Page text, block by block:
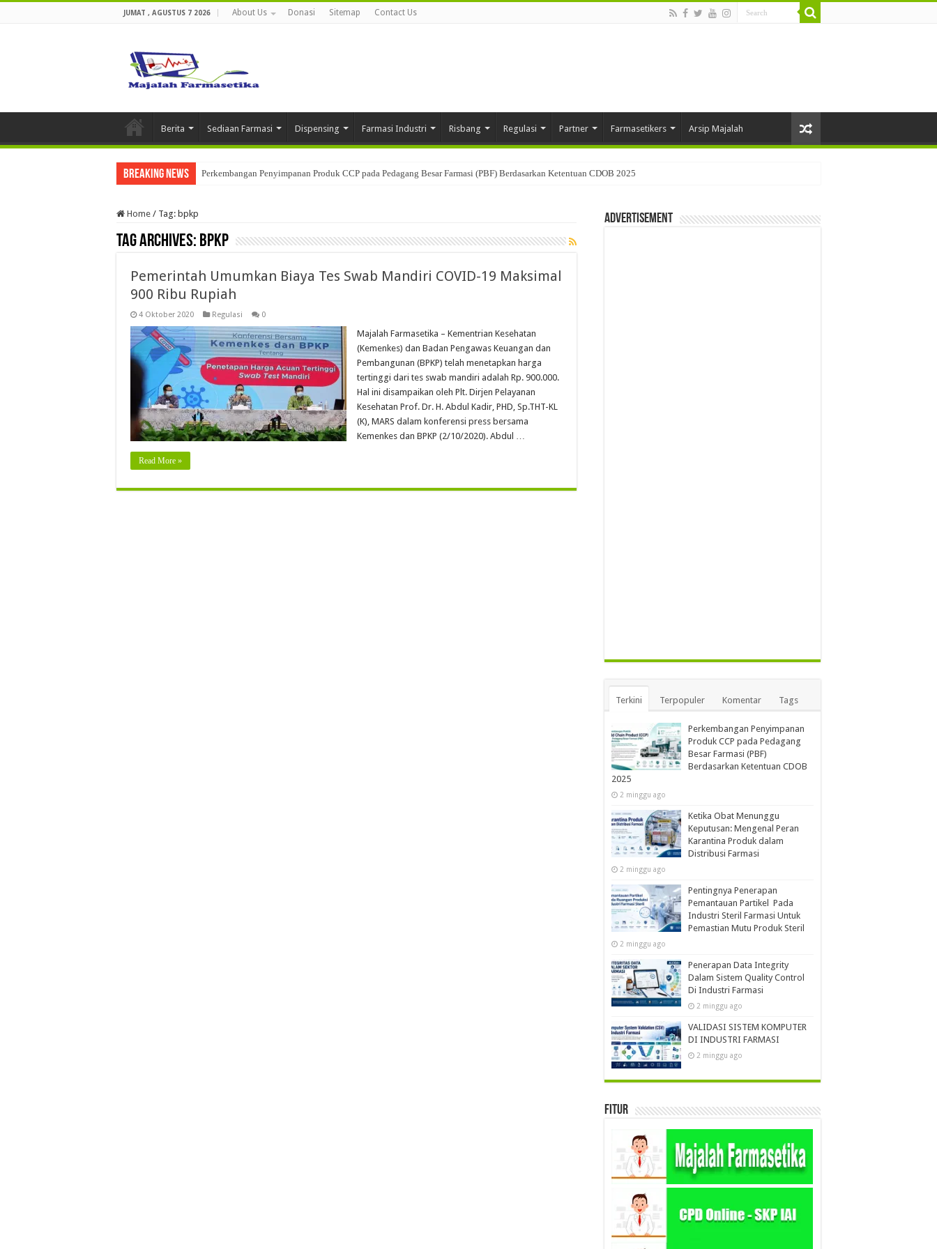
JUMAT , AGUSTUS 7 2026 About Us Donasi Sitemap Contact Us
Berita Sediaan Farmasi Dispensing Farmasi Industri Risbang Regulasi Partner Farmasetikers Arsip Majalah
Breaking News Perkembangan Penyimpanan Produk CCP pada Pedagang Besar Farmasi (PBF) Berdasarkan Ketentuan CDOB 2025
Home / Tag: bpkp
Tag Archives: bpkp
Pemerintah Umumkan Biaya Tes Swab Mandiri COVID-19 Maksimal
900 Ribu Rupiah
4 Oktober 2020 Regulasi 0
Majalah Farmasetika – Kementrian Kesehatan
(Kemenkes) dan Badan Pengawas Keuangan dan
Pembangunan (BPKP) telah menetapkan harga
tertinggi dari tes swab mandiri adalah Rp. 900.000.
Hal ini disampaikan oleh Plt. Dirjen Pelayanan
Kesehatan Prof. Dr. H. Abdul Kadir, PHD, Sp.THT-KL
(K), MARS dalam konferensi press bersama
Kemenkes dan BPKP (2/10/2020). Abdul …
Read More »
Advertisement
Terkini Terpopuler Komentar Tags
Perkembangan Penyimpanan
Produk CCP pada Pedagang
Besar Farmasi (PBF)
Berdasarkan Ketentuan CDOB
2025
2 minggu ago
Ketika Obat Menunggu
Keputusan: Mengenal Peran
Karantina Produk dalam
Distribusi Farmasi
2 minggu ago
Pentingnya Penerapan
Pemantauan Partikel Pada
Industri Steril Farmasi Untuk
Pemastian Mutu Produk Steril
2 minggu ago
Penerapan Data Integrity
Dalam Sistem Quality Control
Di Industri Farmasi
2 minggu ago
VALIDASI SISTEM KOMPUTER
DI INDUSTRI FARMASI
2 minggu ago
Fitur